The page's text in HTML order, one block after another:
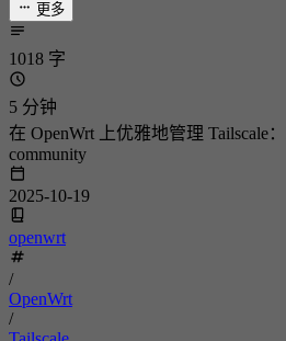
更多
1018 字
5 分钟
在 OpenWrt 上优雅地管理 Tailscale
community
2025-10-19
openwrt
/
OpenWrt
/